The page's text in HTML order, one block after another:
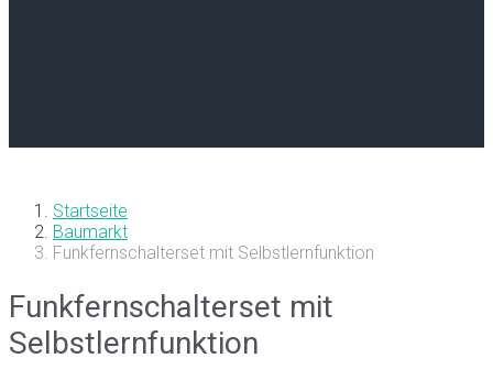
Startseite
Baumarkt
Funkfernschalterset mit Selbstlernfunktion
Funkfernschalterset mit
Selbstlernfunktion